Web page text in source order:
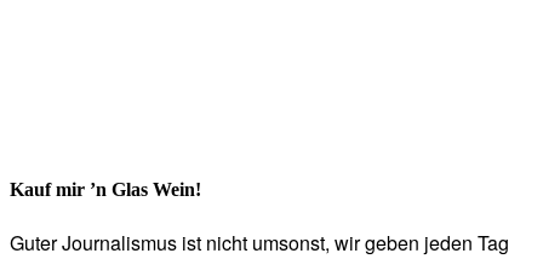
Kauf mir ’n Glas Wein!
Guter Journalismus ist nicht umsonst, wir geben jeden Tag